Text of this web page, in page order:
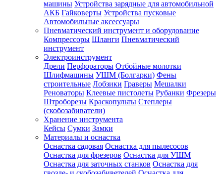
машины Устройства зарядные для автомобильной
АКБ Гайковерты Устройства пусковые
Автомобильные аксессуары
Пневматический инструмент и оборудование
Компрессоры Шланги Пневматический
инструмент
Электроинструмент
Дрели Перфораторы Отбойные молотки
Шлифмашины УШМ (Болгарки) Фены
строительные Лобзики Граверы Мешалки
Реноваторы Клеевые пистолеты Рубанки Фрезеры
Штроборезы Краскопульты Степлеры
(скобозабиватели)
Хранение инструмента
Кейсы Сумки Замки
Материалы и оснастка
Оснастка садовая Оснастка для пылесосов
Оснастка для фрезеров Оснастка для УШМ
Оснастка для заточных станков Оснастка для